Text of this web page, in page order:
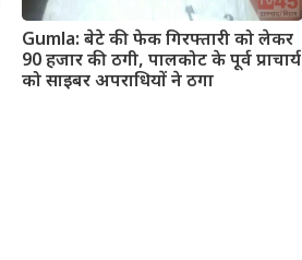
Gumla: बेटे की फेक गिरफ्तारी को लेकर
90 हजार की ठगी, पालकोट के पूर्व प्राचार्य
को साइबर अपराधियों ने ठगा